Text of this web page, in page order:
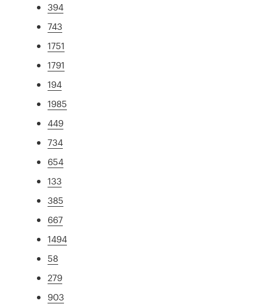
394
743
1751
1791
194
1985
449
734
654
133
385
667
1494
58
279
903